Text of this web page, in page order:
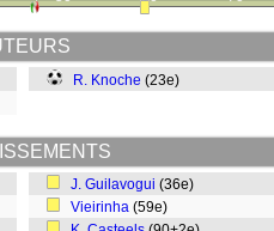
R. Knoche (23e)
J. Guilavogui (36e)
Vieirinha (59e)